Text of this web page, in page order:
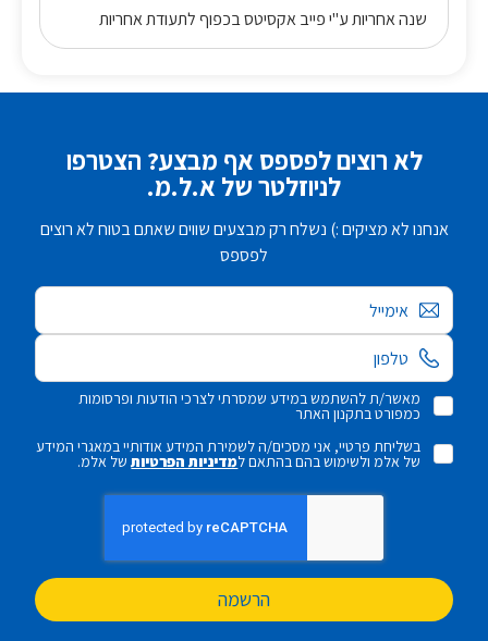
שנה אחריות ע"י פייב אקסיטס בכפוף לתעודת אחריות
לא רוצים לפספס אף מבצע? הצטרפו
לניוזלטר של א.ל.מ.
אנחנו לא מציקים :) נשלח רק מבצעים שווים שאתם בטוח לא רוצים
לפספס
אימייל
מאשר/ת להשתמש במידע שמסרתי לצרכי הודעות ופרסומות
כמפורט בתקנון האתר
בשליחת פרטיי, אני מסכים/ה לשמירת המידע אודותיי במאגרי המידע
של אלמ ולשימוש בהם בהתאם למדיניות הפרטיותשל אלמ.
הרשמה